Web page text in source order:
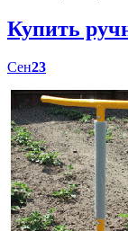
Купить
Сен23